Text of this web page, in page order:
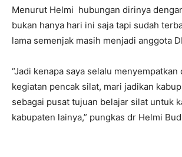
Menurut Helmi hubungan dirinya
bukan hanya hari ini saja tapi sudah
lama semenjak masih menjadi anggota
“Jadi kenapa saya selalu
kegiatan pencak silat, mari jadikan
sebagai pusat tujuan belajar silat untuk
kabupaten lainya,” pungkas dr Helmi